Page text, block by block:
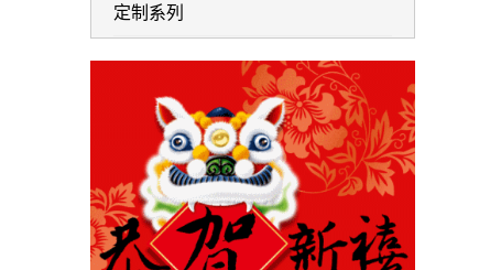
定制系列